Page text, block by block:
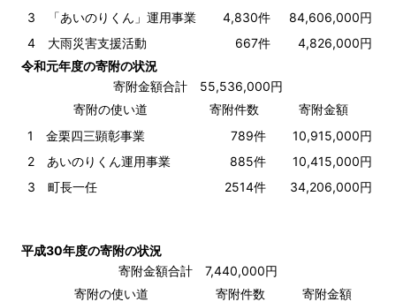
3 「あいのりくん」運用事業
4,830件
84,606,000円
4 大雨災害支援活動
667件
4,826,000円
令和元年度の寄附の状況
寄附金額合計 55,536,000円
寄附の使い道 寄附件数
寄附金額
1 金栗四三顕彰事業
789件
10,915,000円
2 あいのりくん運用事業
885件
10,415,000円
3 町長一任
2514件 34,206,000円
平成30年度の寄附の状況
寄附金額合計 7,440,000円
寄附の使い道
寄附件数
寄附金額